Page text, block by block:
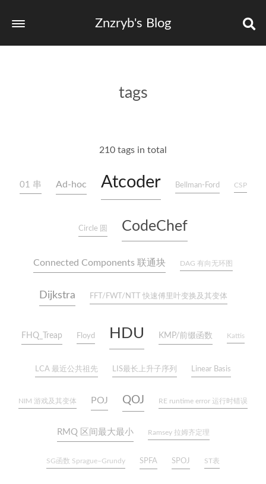
Znzryb's Blog
tags
210 tags in total
01 串 Ad-hoc Atcoder Bellman-Ford CSP
Circle 圆 CodeChef
Connected Components 联通块 DAG 有向无环图
Dijkstra FFT/FWT/NTT 快速傅里叶变换及其变体
FHQ_Treap Floyd HDU KMP/前缀函数 Kattis
LCA 最近公共祖先 LIS最长上升子序列 Linear Basis
NIM 游戏及其变体 POJ QOJ RE runtime error 运行时错误
RMQ 区间最大最小 Ramsey 拉姆齐定理
SG函数 Sprague–Grundy SPFA SPOJ ST表